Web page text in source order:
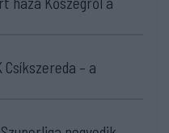
– a